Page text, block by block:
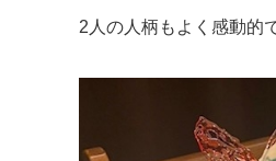
2人の人柄もよく感動的